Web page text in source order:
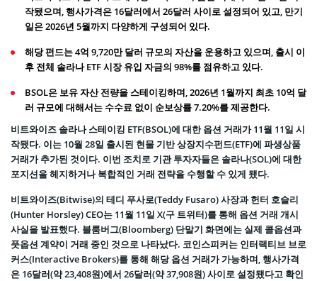
작됐으며, 행사가격은 16달러에서 26달러 사이로 설정되어 있고, 만기
일은 2026년 5월까지 다양하게 구성되어 있다.
해당 펀드는 4억 9,720만 달러 규모의 자산을 운용하고 있으며, 출시 이
후 전체 솔라나 ETF 시장 유입 자금의 98%를 점유하고 있다.
BSOL은 보유 자산 전량을 스테이킹하며, 2026년 1월까지 최초 10억 달
러 규모에 대해서는 수수료 없이 순보상률 7.20%를 제공한다.
비트와이즈 솔라나 스테이킹 ETF(BSOL)에 대한 옵션 거래가 11월 11일 시
작됐다. 이는 10월 28일 출시된 현물 기반 상장지수펀드(ETF)에 파생상품
거래가 추가된 것이다. 이번 조치로 기관 투자자들은 솔라나(SOL)에 대한
포지션을 헤지하거나 복합적인 거래 전략을 수행할 수 있게 됐다.
비트와이즈(Bitwise)의 테디 푸사로(Teddy Fusaro) 사장과 헌터 호슬리
(Hunter Horsley) CEO는 11월 11일 X(구 트위터)를 통해 옵션 거래 개시
사실을 발표했다. 블룸버그(Bloomberg) 단말기 화면에는 실제 콜옵션과
풋옵션 계약이 거래 중인 것으로 나타났다. 코인스피커는 인터랙티브 브로
커스(Interactive Brokers)를 통해 해당 옵션 거래가 가능하며, 행사가격
은 16달러(약 23,408원)에서 26달러(약 37,908원) 사이로 설정됐다고 확인